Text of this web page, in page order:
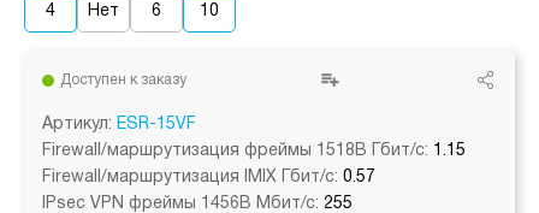
4 Нет 6 10
Доступен к заказу
Артикул: ESR-15VF
Firewall/маршрутизация фреймы 1518B Гбит/с: 1.15
Firewall/маршрутизация IMIX Гбит/с: 0.57
IPsec VPN фреймы 1456B Мбит/с: 255